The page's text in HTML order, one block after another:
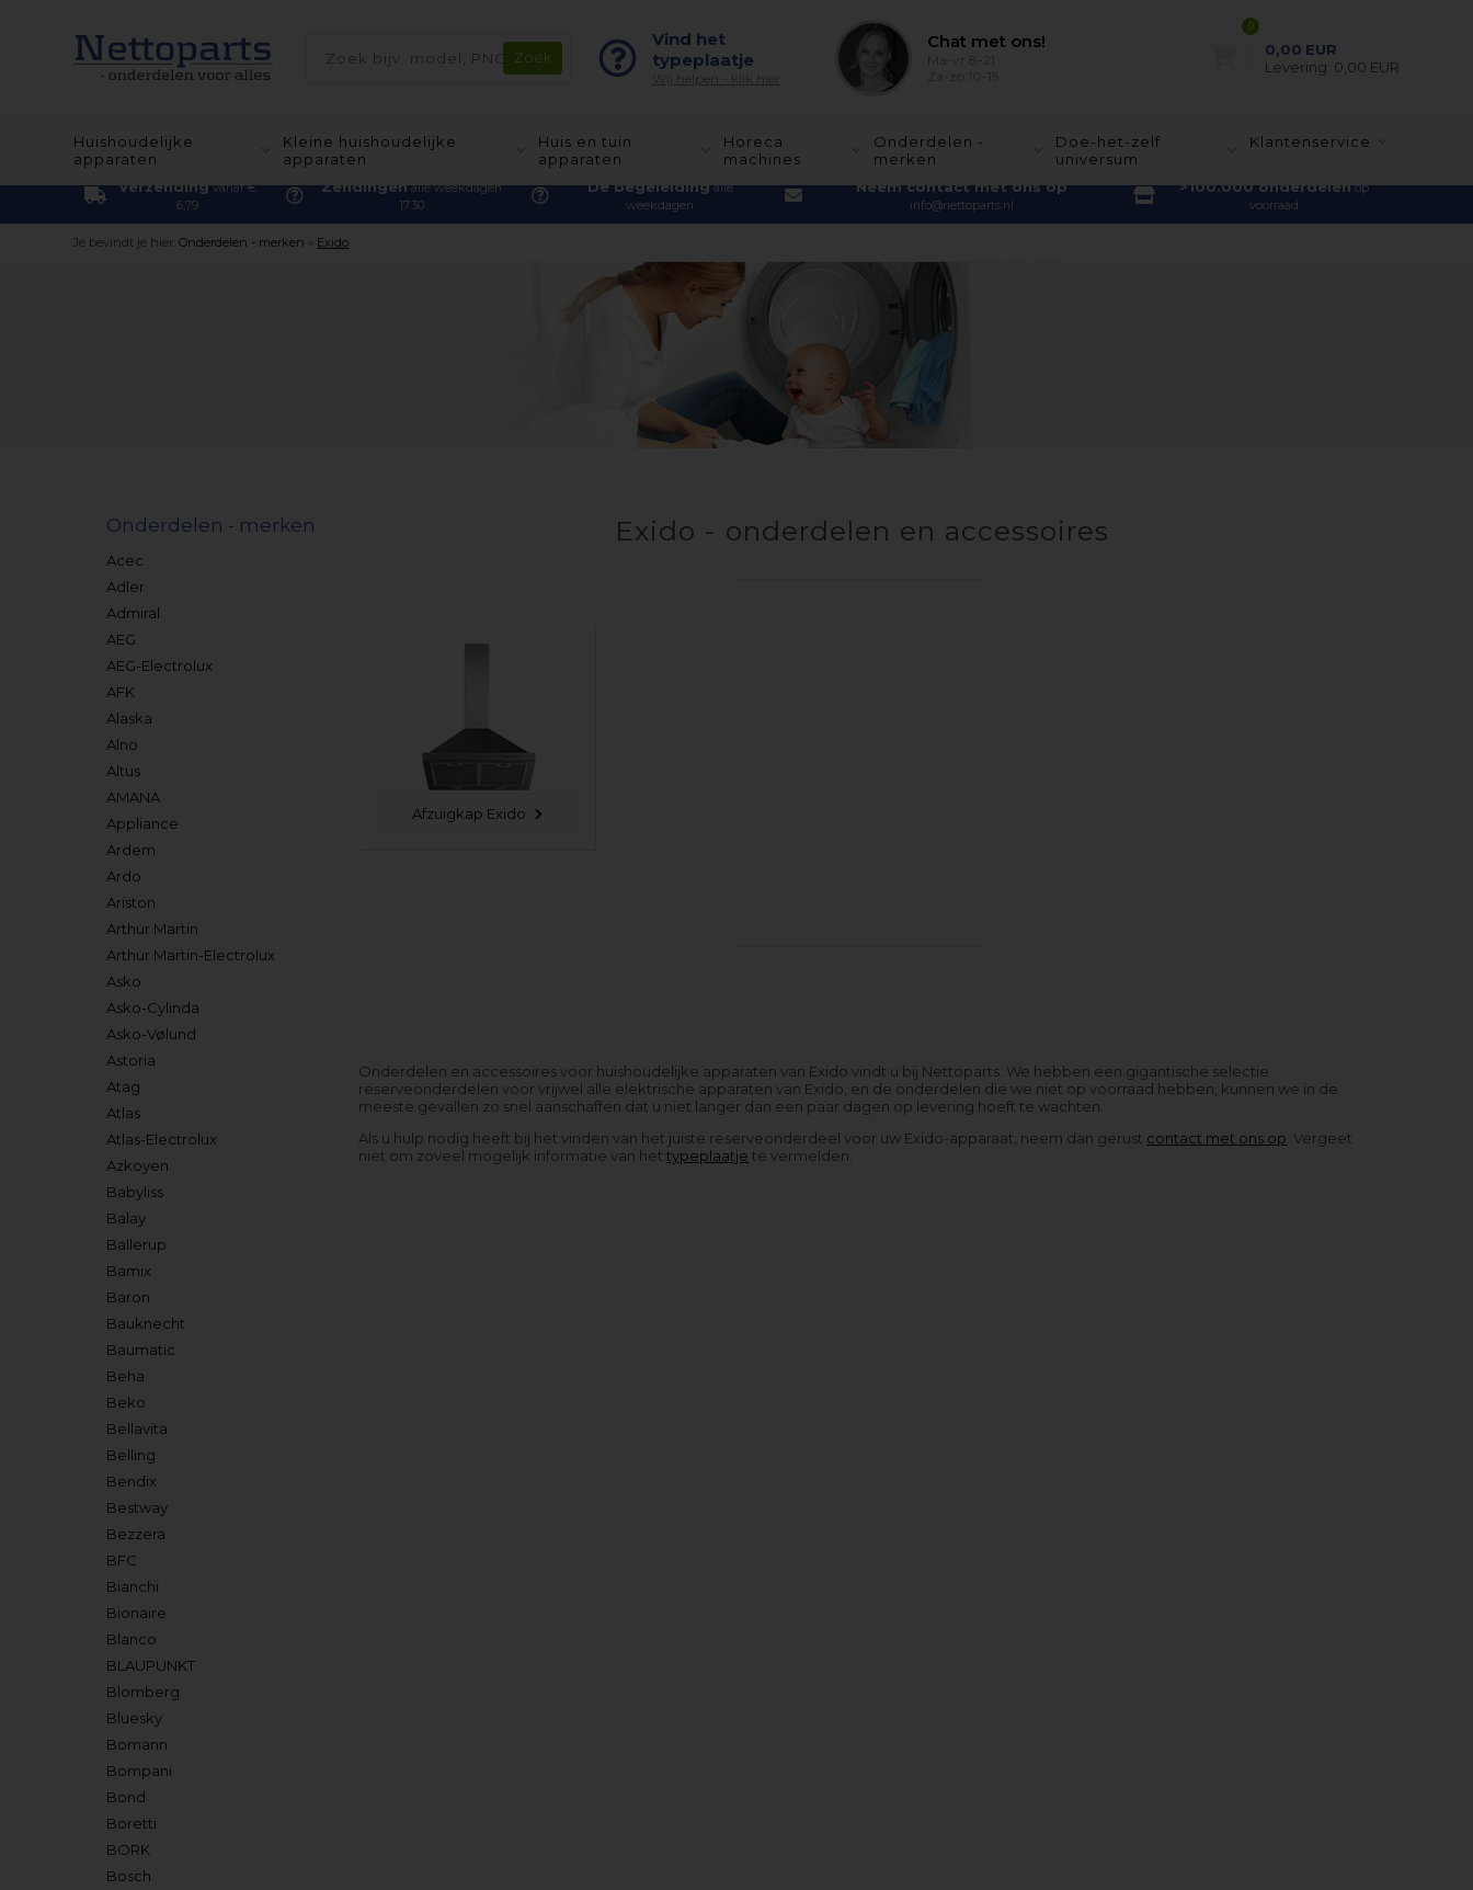
Vind het
typeplaatje
Chat met ons!
0
0,00 EUR
Levering: 0,00 EUR
Huishoudelijke
apparaten
Kleine huishoudelijke
apparaten
Huis en tuin
apparaten
Horeca
machines
Onderdelen -
merken
Doe-het-zelf
universum
Klantenservice
Verzending vanaf €
6,79
Zendingen alle weekdagen
17.30
De begeleiding alle
weekdagen
Neem contact met ons op
info@nettoparts.nl
>100.000 onderdelen op
voorraad
Je bevindt je hier: Onderdelen - merken Exido
Onderdelen - merken
Acec
Adler
Admiral
AEG
AEG-Electrolux
AFK
Alaska
Alno
Altus
AMANA
Appliance
Ardem
Ardo
Ariston
Arthur Martin
Arthur Martin-Electrolux
Asko
Asko-Cylinda
Asko-Vølund
Astoria
Atag
Atlas
Atlas-Electrolux
Azkoyen
Babyliss
Balay
Ballerup
Bamix
Baron
Bauknecht
Baumatic
Beha
Beko
Bellavita
Belling
Bendix
Bestway
Bezzera
BFC
Bianchi
Bionaire
Blanco
BLAUPUNKT
Blomberg
Bluesky
Bomann
Bompani
Bond
Boretti
BORK
Bosch
Exido - onderdelen en accessoires
Afzuigkap Exido
Onderdelen en accessoires voor huishoudelijke apparaten van Exido vindt u bij Nettoparts. We hebben een gigantische selectie
reserveonderdelen voor vrijwel alle elektrische apparaten van Exido, en de onderdelen die we niet op voorraad hebben, kunnen we in de
meeste gevallen zo snel aanschaffen dat u niet langer dan een paar dagen op levering hoeft te wachten.
Als u hulp nodig heeft bij het vinden van het juiste reserveonderdeel voor uw Exido-apparaat, neem dan gerust contact met ons op . Vergeet
niet om zoveel mogelijk informatie van hettypeplaatje te vermelden.